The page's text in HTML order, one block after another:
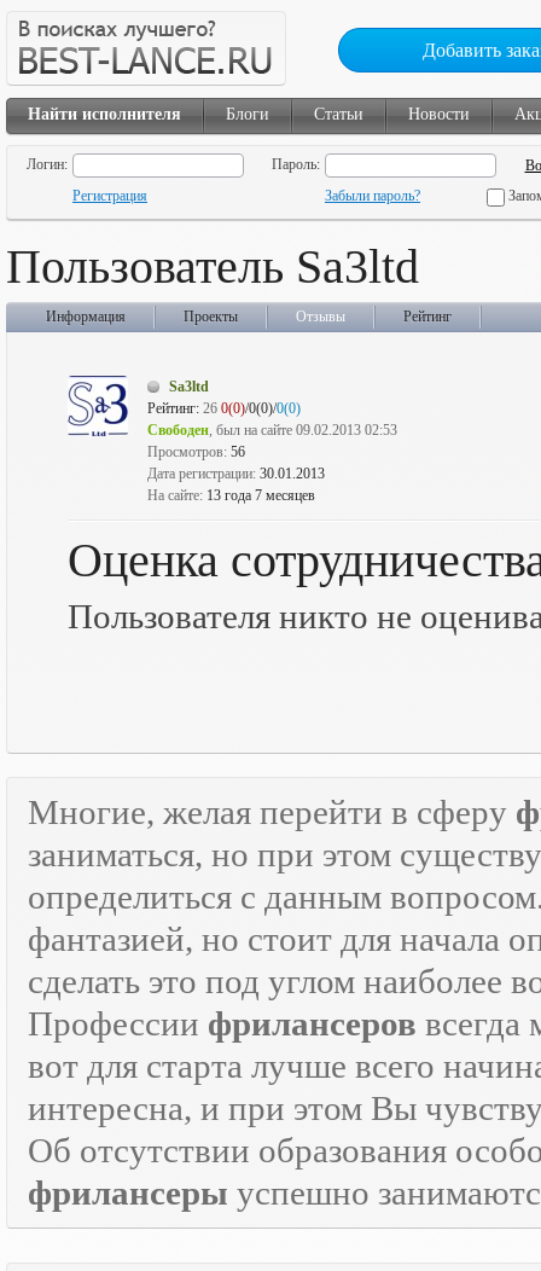
Добавить
Найти исполнителя Блоги Статьи Новости
Логин:
Пароль:
Регистрация
Забыли пароль?
Пользователь Sa3ltd
Информация Проекты Отзывы Рейтинг
Sa3ltd
Рейтинг: 26 0(0)/0(0)/0(0)
Свободен, был на сайте 09.02.2013 02:53
Просмотров: 56
Дата регистрации: 30.01.2013
На сайте: 13 года 7 месяцев
Оценка
Пользователя никто не
Многие, желая перейти в сферу
заниматься, но при этом
определиться с данным
фантазией, но стоит для начала
сделать это под углом наиболее
Профессии фрилансеров
вот для старта лучше всего
интересна, и при этом Вы
Об отсутствии образования
фрилансеры успешно